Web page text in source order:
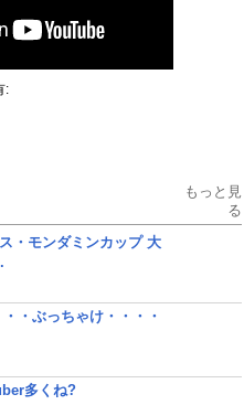
:
もっと見
る
・モンダミンカップ 大
・ぶっちゃけ・・・・
多くね?